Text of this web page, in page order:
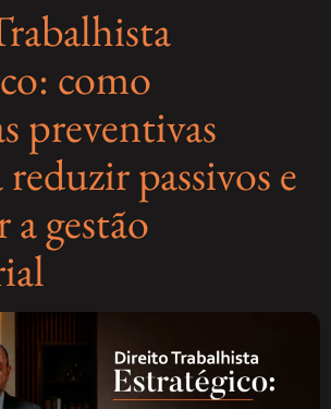
como
preventivas
passivos e
gestão